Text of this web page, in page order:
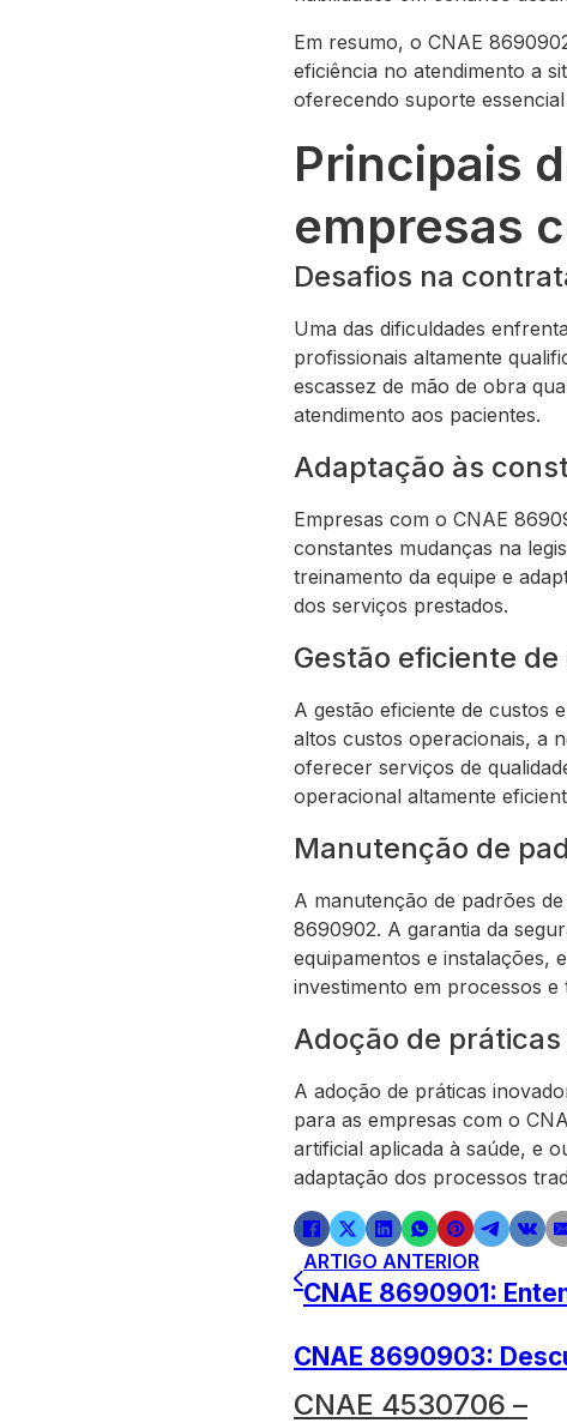
Em resumo, o CNAE
eficiência no atendimento a
oferecendo suporte
Principais
empresas
Desafios na
Uma das dificuldades
profissionais altamente
escassez de mão de obra
atendimento aos pacientes.
Adaptação às
Empresas com o CNAE
constantes mudanças na
treinamento da equipe e
dos serviços prestados.
Gestão eficiente
A gestão eficiente de custos
altos custos operacionais, a
oferecer serviços de
operacional altamente
Manutenção de
A manutenção de padrões
8690902. A garantia da
equipamentos e instalações,
investimento em processos e
Adoção de
A adoção de práticas
para as empresas com o
artificial aplicada à saúde, e
adaptação dos processos
ARTIGO ANTERIOR
CNAE 8690901:
CNAE 8690903:
CNAE 4530706 –